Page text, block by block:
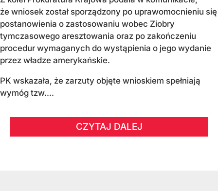
że wniosek został sporządzony po uprawomocnieniu się
postanowienia o zastosowaniu wobec Ziobry
tymczasowego aresztowania oraz po zakończeniu
procedur wymaganych do wystąpienia o jego wydanie
przez władze amerykańskie.
PK wskazała, że zarzuty objęte wnioskiem spełniają
wymóg tzw....
CZYTAJ DALEJ